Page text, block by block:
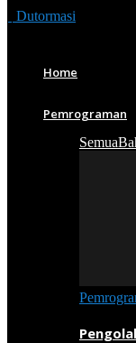
Dutormasi
Home
Pemrograman
Semua